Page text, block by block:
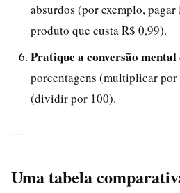
absurdos (por exemplo,
produto que custa R$ 0,99).
Pratique a conversão mental
porcentagens (multiplicar por
(dividir por 100).
---
Uma tabela